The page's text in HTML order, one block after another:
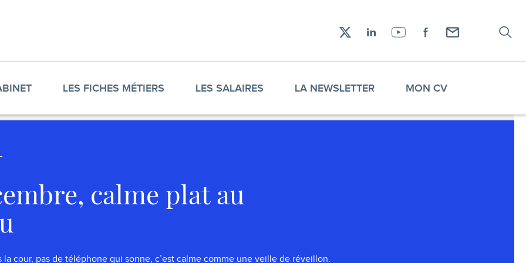
Réseaux
LES FICHES MÉTIERS LES SALAIRES LA NEWSLETTER MON CV
calme plat au
la cour, pas de téléphone qui sonne, c’est calme comme une veille de réveillon.